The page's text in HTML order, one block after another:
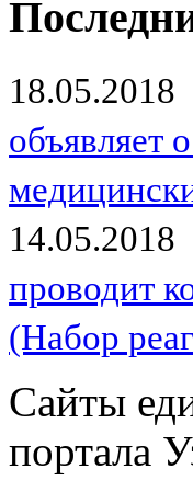
18.05.2018
объявляет
14.05.2018
проводит
(Набор
Сайты
портала